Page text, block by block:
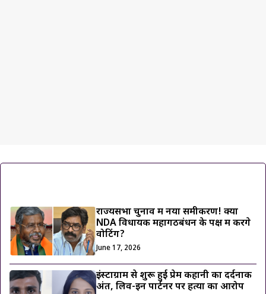
राज्यसभा चुनाव में नया समीकरण! क्या
NDA विधायक महागठबंधन के पक्ष में करेंगे
वोटिंग?
June 17, 2026
इंस्टाग्राम से शुरू हुई प्रेम कहानी का दर्दनाक
अंत, लिव-इन पार्टनर पर हत्या का आरोप